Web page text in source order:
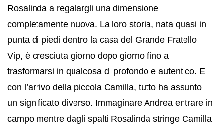
Rosalinda a regalargli una dimensione
completamente nuova. La loro storia, nata quasi in
punta di piedi dentro la casa del Grande Fratello
Vip, è cresciuta giorno dopo giorno fino a
trasformarsi in qualcosa di profondo e autentico. E
con l’arrivo della piccola Camilla, tutto ha assunto
un significato diverso. Immaginare Andrea entrare in
campo mentre dagli spalti Rosalinda stringe Camilla